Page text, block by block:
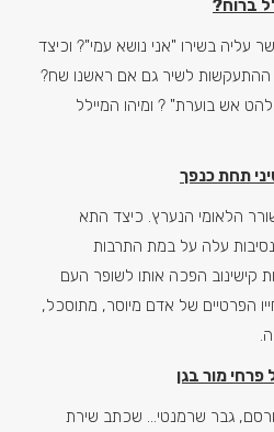
ברוח?
עליה בשירו "אני נושא עמי"? וכיצד
לשיר גם אם ראשנו שח?
להט אש בוערת" ? ומיהו המיילל
תחת כנפך
הלאומי הנערץ. כיצד התא
עלה על במת התרבות
קישינוב הפכה אותו לשופר העם
הפרטיים של אדם מיוסר, מתוסכל,
מור בגן
גבר שרמנטי… שכתב שירת